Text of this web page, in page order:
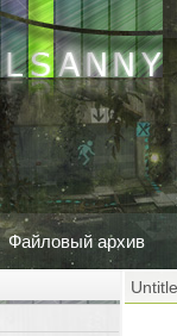
Файловый архив